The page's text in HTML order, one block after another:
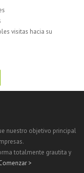
visitas hacia su
nuestro objetivo principal
totalmente grautita y
>